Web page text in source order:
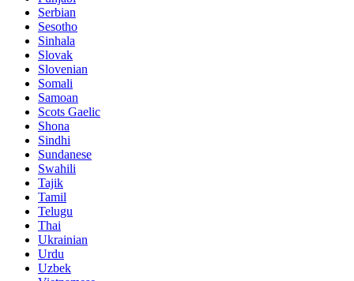
Serbian
Sesotho
Sinhala
Slovak
Slovenian
Somali
Samoan
Scots Gaelic
Shona
Sindhi
Sundanese
Swahili
Tajik
Tamil
Telugu
Thai
Ukrainian
Urdu
Uzbek